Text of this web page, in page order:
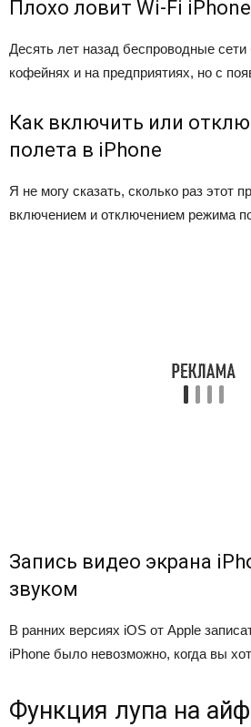
Плохо ловит Wi-Fi
Десять лет назад беспроводные
кофейнях и на предприятиях, но с
Как включить или
полета в iPhone
Я не могу сказать, сколько раз этот
включением и отключением режима
Запись видео экрана
звуком
В ранних версиях iOS от Apple
iPhone было невозможно, когда вы
Функция лупа на